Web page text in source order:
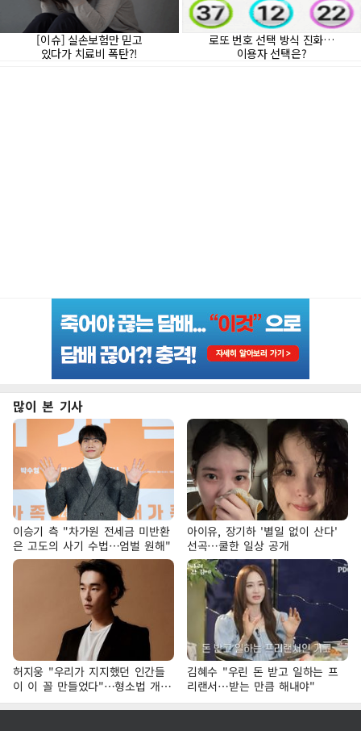
많이 본 기사
이승기 측 "차가원 전세금 미반환
은 고도의 사기 수법…엄벌 원해"
아이유, 장기하 '별일 없이 산다'
선곡…쿨한 일상 공개
허지웅 "우리가 지지했던 인간들
이 이 꼴 만들었다"…형소법 개정
에 격한 반응
김혜수 "우린 돈 받고 일하는 프
리랜서…받는 만큼 해내야"